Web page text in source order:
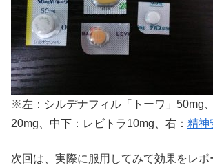
※左：シルデナフィル「トーワ」50mg
20mg、中下：レビトラ10mg、右： 精神
次回は、実際に服用してみて効果をレ